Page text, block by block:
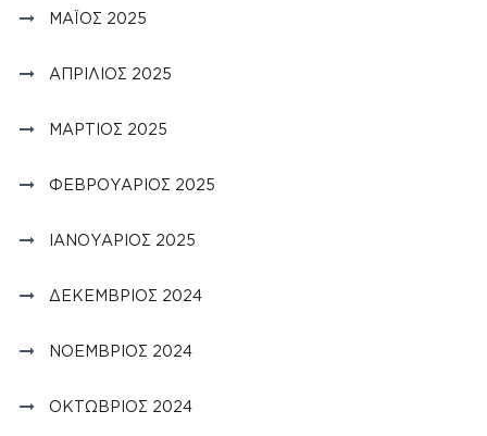
ΜΆΙΟΣ 2025
ΑΠΡΊΛΙΟΣ 2025
ΜΆΡΤΙΟΣ 2025
ΦΕΒΡΟΥΆΡΙΟΣ 2025
ΙΑΝΟΥΆΡΙΟΣ 2025
ΔΕΚΈΜΒΡΙΟΣ 2024
ΝΟΈΜΒΡΙΟΣ 2024
ΟΚΤΏΒΡΙΟΣ 2024